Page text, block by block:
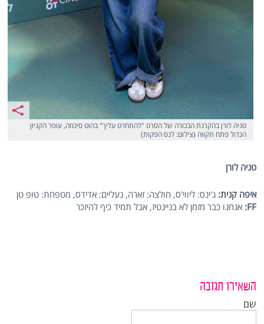
טניה לורן בהקרנת הבכורה של הסרט "להתחרט עליך" בהוט סינמה, עופר הקניון
הגדול פתח תקווה (צילום: לנס הפקות)
טניה לורן
איפה קנית: ג'ינס: ליווי'ס, חולצה: זארה, נעליים: אדידס, מטפחת: טופ טן
FF: אנחנו כבר מזמן לא בניינטיז, אבל תמיד כיף להיזכר
השאירו תגובה
שם